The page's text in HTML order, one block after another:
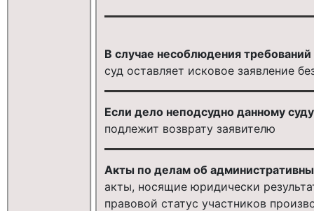
В случае несоблюдения
суд оставляет исковое заявление
Если дело неподсудно данному
подлежит возврату заявителю
Акты по делам об
акты, носящие юридически
правовой статус участников